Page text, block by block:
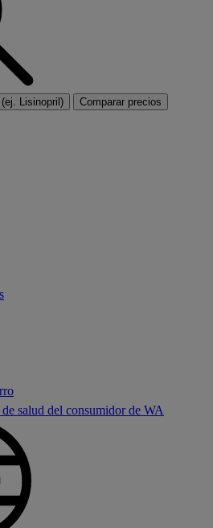
Lisinopril) Comparar precios
salud del consumidor de WA